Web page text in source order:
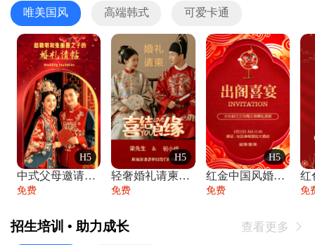
唯美国风 高端韩式 可爱卡通
H5
中式父母邀请函婚礼结婚请柬请贴父母邀请方
免费
H5
轻奢婚礼请柬婚礼邀请函结婚照请帖
免费
H5
红金中国风婚礼请柬出阁喜宴嫁女请帖出阁宴
免费 免
招生培训 • 助力成长 查看更多 